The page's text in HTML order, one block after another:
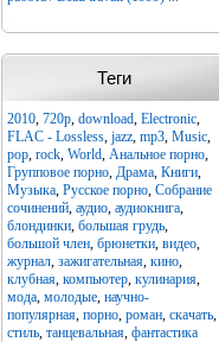
Теги
2010, 720p, download, Electronic,
FLAC - Lossless, jazz, mp3, Music,
pop, rock, World, Анальное порно,
Групповое порно, Драма, Книги,
Музыка, Русское порно, Собрание
сочинений, аудио, аудиокнига,
блондинки, большая грудь,
большой член, брюнетки, видео,
журнал, зажигательная, кино,
клубная, компьютер, кулинария,
мода, молодые, научно-
популярная, порно, роман, скачать,
стиль, танцевальная, фантастика